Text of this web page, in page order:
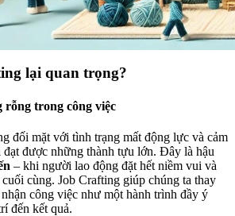
lại quan trọng?
rỗng trong công việc
đối mặt với tình trạng mất động lực và cảm
đạt được những thành tựu lớn. Đây là hậu
– khi người lao động đặt hết niềm vui và
cùng. Job Crafting giúp chúng ta thay
công việc như một hành trình đầy ý
đến kết quả.